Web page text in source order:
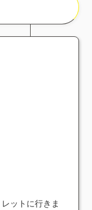
ットに行きま